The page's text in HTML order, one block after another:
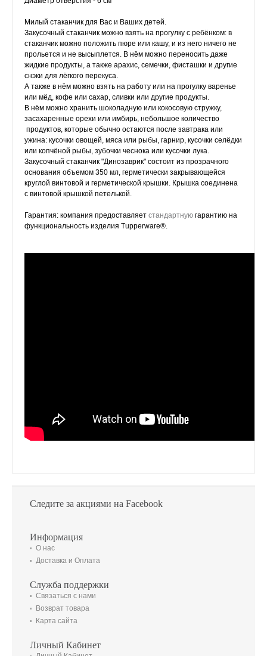
Милый стаканчик для Вас и Ваших детей.
Закусочный стаканчик можно взять на прогулку с ребёнком: в
стаканчик можно положить пюре или кашу, и из него ничего не
прольется и не высыплется. В нём можно переносить даже
жидкие продукты, а также арахис, семечки, фисташки и другие
снэки для лёгкого перекуса.
А также в нём можно взять на работу или на прогулку варенье
или мёд, кофе или сахар, сливки или другие продукты.
В нём можно хранить шоколадную или кокосовую стружку,
засахаренные орехи или имбирь, небольшое количество
продуктов, которые обычно остаются после завтрака или
ужина: кусочки овощей, мяса или рыбы, гарнир, кусочки селёдки
или копчёной рыбы, зубочки чеснока или кусочки лука.
Закусочный стаканчик "Динозаврик" состоит из прозрачного
основания объемом 350 мл, герметически закрывающейся
круглой винтовой и герметической крышки. Крышка соединена
с винтовой крышкой петелькой.
Гарантия: компания предоставляет стандартную гарантию на
функциональность изделия Tupperware®.
Следите за акциями на Facebook
Информация
О нас
Доставка и Оплата
Служба поддержки
Связаться с нами
Возврат товара
Карта сайта
Личный Кабинет